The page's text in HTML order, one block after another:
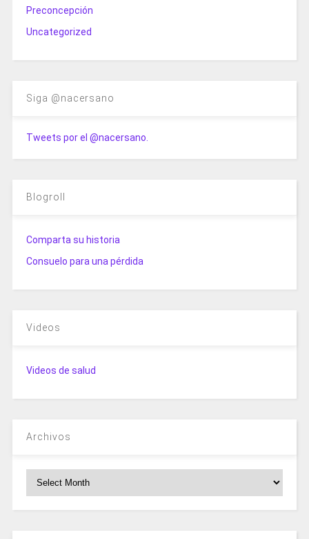
Preconcepción
Uncategorized
Siga @nacersano
Tweets por el @nacersano.
Blogroll
Comparta su historia
Consuelo para una pérdida
Videos
Videos de salud
Archivos